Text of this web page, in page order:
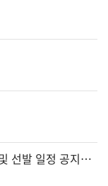
[2023학년도 교직과정 이수예정 대상자 및 선발 일정 공지 / 230105 업데이트]